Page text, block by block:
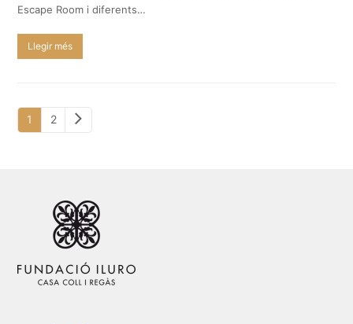
Escape Room i diferents…
Llegir més
Page
1 Page
2 Next